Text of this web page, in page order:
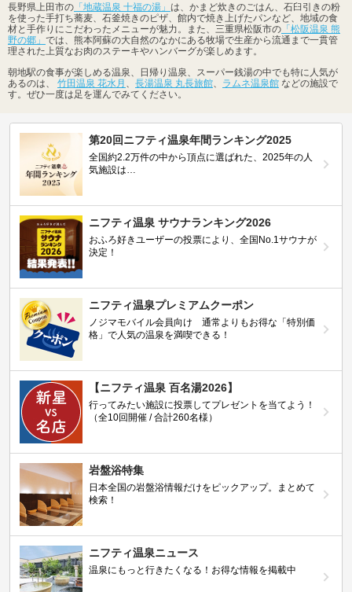
長野県上田市の 「地蔵温泉 十福の湯」 は、かまど炊きのごはん、石臼引きの粉
を使った手打ち蕎麦、石釜焼きのピザ、館内で焼き上げたパンなど、地域の食
材と手作りにこだわったメニューが魅力。また、三重県松阪市の 「松阪温泉 熊
野の郷」 では、熊本阿蘇の大自然のなかにある牧場で生産から流通まで一貫管
理された上質なお肉のステーキやハンバーグが楽しめます。
朝地駅の食事が楽しめる温泉、日帰り温泉、スーパー銭湯の中でも特に人気が
あるのは、 竹田温泉 花水月 長湯温泉 丸長旅館 ラムネ温泉館 などの施設で
す。ぜひ一度は足を運んでみてください。
第20回ニフティ温泉年間ランキング2025
全国約2.2万件の中から頂点に選ばれた、2025年の人
気施設は…
ニフティ温泉 サウナランキング2026
おふろ好きユーザーの投票により、全国No.1サウナが
決定！
ニフティ温泉プレミアムクーポン
ノジマモバイル会員向け 通常よりもお得な「特別価
格」で人気の温泉を満喫できる！
【ニフティ温泉 百名湯2026】
行ってみたい施設に投票してプレゼントを当てよう！
（全10回開催 / 合計260名様）
岩盤浴特集
日本全国の岩盤浴情報だけをピックアップ。まとめて
検索！
ニフティ温泉ニュース
温泉にもっと行きたくなる！お得な情報を掲載中